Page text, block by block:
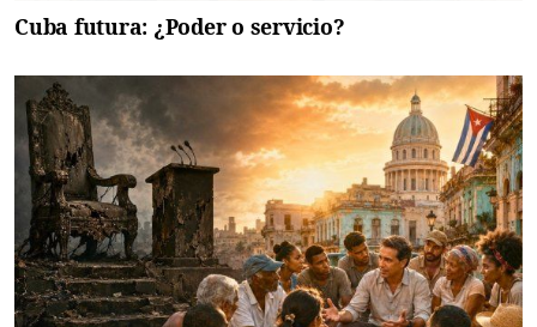
Cuba futura: ¿Poder o servicio?